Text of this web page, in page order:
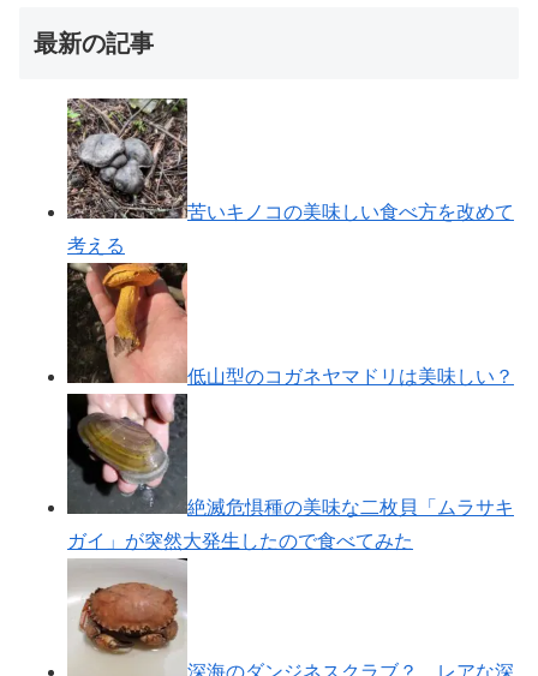
最新の記事
苦いキノコの美味しい食べ方を改めて
考える
低山型のコガネヤマドリは美味しい？
絶滅危惧種の美味な二枚貝「ムラサキ
ガイ」が突然大発生したので食べてみた